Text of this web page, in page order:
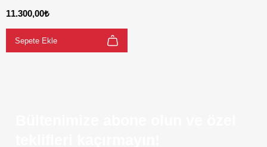
11.300,00₺
Sepete Ekle